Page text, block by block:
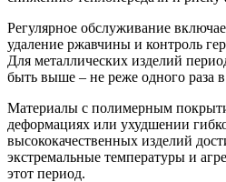
Регулярное обслуживание
удаление ржавчины и контроль
Для металлических изделий
быть выше – не реже одного раза в
Материалы с полимерным
деформациях или ухудшении
высококачественных изделий
экстремальные температуры и
этот период.